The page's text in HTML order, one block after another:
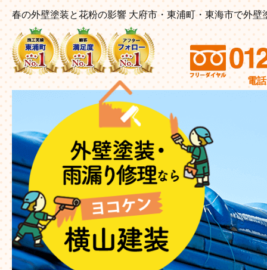
電
春の外壁塗装と花粉の影響 大府市・東浦町・東海市で外壁